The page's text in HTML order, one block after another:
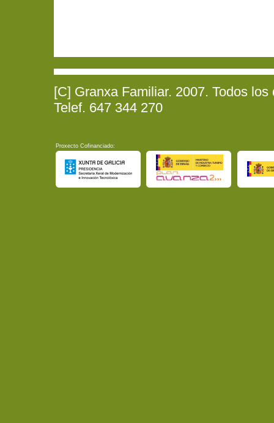
[C] Granxa Familiar. 2007. Todos
Telef. 647 344 270
Proxecto Cofinanciado: